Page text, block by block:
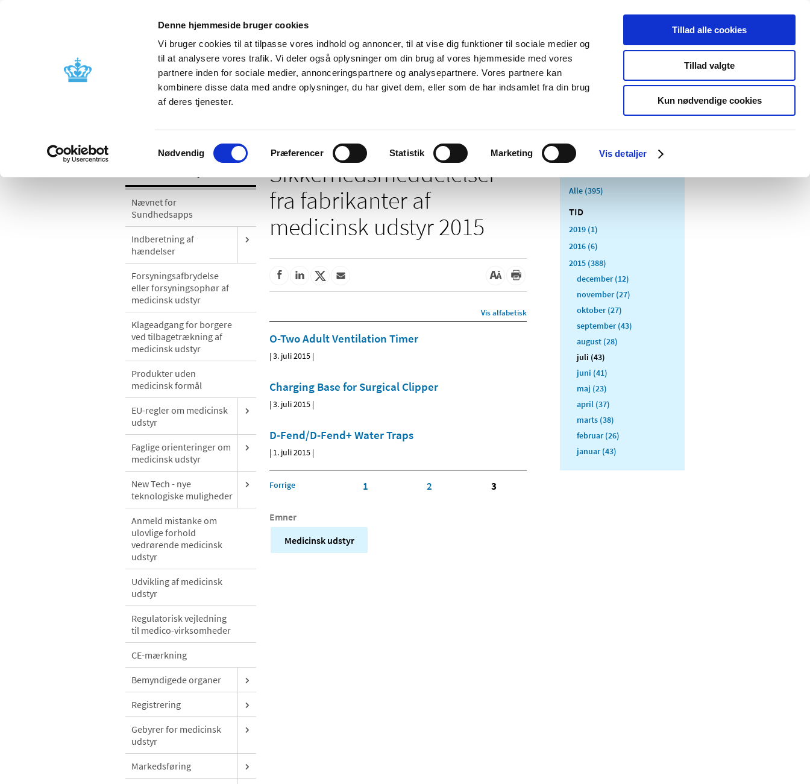
Denne hjemmeside bruger cookies
Vi bruger cookies til at tilpasse vores indhold og annoncer, til at vise dig funktioner til sociale medier og
til at analysere vores trafik. Vi deler også oplysninger om din brug af vores hjemmeside med vores
partnere inden for sociale medier, annonceringspartnere og analysepartnere. Vores partnere kan
kombinere disse data med andre oplysninger, du har givet dem, eller som de har indsamlet fra din brug
af deres tjenester.
Samtykkevalg
Nødvendig Præferencer Statistik Marketing Vis detaljer
Tillad alle cookies
Tillad valgte
Kun nødvendige cookies
Nyheder Om os Kontakt Udgivelser
Godkendelse og
Bivirkninger og
produktinformation
Tilskud og
Apoteker og salg af
Medicinsk
Særlige
produktområder
Nævnet for
Sundhedsapps
Indberetning af
hændelser
Forsyningsafbrydelse
eller forsyningsophør af
medicinsk udstyr
Klageadgang for borgere
ved tilbagetrækning af
medicinsk udstyr
Produkter uden
medicinsk formål
EU-regler om medicinsk
udstyr
Faglige orienteringer om
medicinsk udstyr
New Tech - nye
teknologiske muligheder
Anmeld mistanke om
ulovlige forhold
vedrørende medicinsk
udstyr
Udvikling af medicinsk
udstyr
Regulatorisk vejledning
til medico-virksomheder
CE-mærkning
Bemyndigede organer
Registrering
Gebyrer for medicinsk
udstyr
Markedsføring
Sikkerheds­meddelelser
fra fabrikanter af
medicinsk udstyr 2015
Vis alfabetisk
O-Two Adult Ventilation Timer
|3. juli 2015 |
Charging Base for Surgical Clipper
|3. juli 2015 |
D-Fend/D-Fend+ Water Traps
| 1. juli 2015 |
Forrige 1 2 3
Emner
Medicinsk udstyr
Alle (395)
TID
2019 (1)
2016 (6)
2015 (388)
december (12)
november (27)
oktober (27)
september (43)
august (28)
juli (43)
juni (41)
maj (23)
april (37)
marts (38)
februar (26)
januar (43)